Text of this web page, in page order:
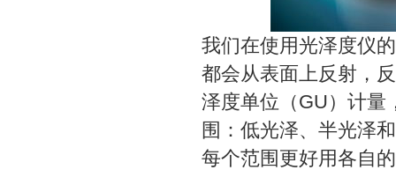
我们在使用光泽度仪
都会从表面上反射，
泽度单位（GU）计量
围：低光泽、半光泽
每个范围更好用各自